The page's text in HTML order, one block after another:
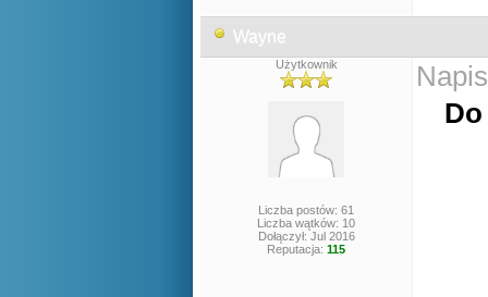
Wayne
Użytkownik
Liczba postów: 61
Liczba wątków: 10
Dołączył: Jul 2016
Reputacja: 115